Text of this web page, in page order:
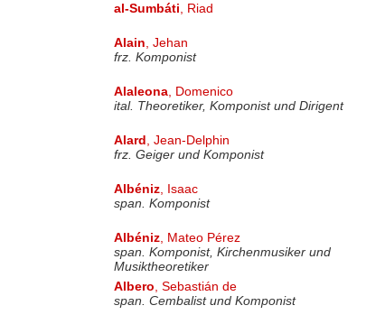
al-Sumbáti, Riad
Alain, Jehan
frz. Komponist
Alaleona, Domenico
ital. Theoretiker, Komponist und Dirigent
Alard, Jean-Delphin
frz. Geiger und Komponist
Albéniz, Isaac
span. Komponist
Albéniz, Mateo Pérez
span. Komponist, Kirchenmusiker und
Musiktheoretiker
Albero, Sebastián de
span. Cembalist und Komponist